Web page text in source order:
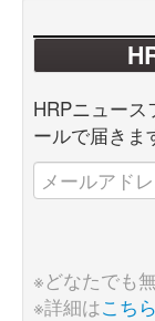
HRPニュー
ールで届きま
※どなたでも
※詳細はこちら